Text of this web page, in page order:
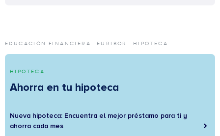
EDUCACIÓN FINANCIERA EURIBOR HIPOTECA
HIPOTECA
Ahorra en tu hipoteca
Nueva hipoteca: Encuentra el mejor préstamo para ti y
ahorra cada mes